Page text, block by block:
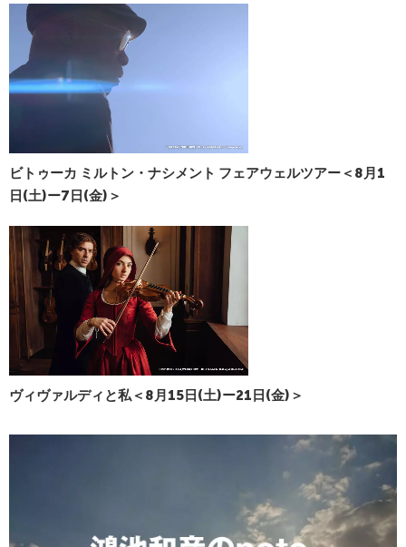
ビトゥーカ ミルトン・ナシメント フェアウェルツアー＜8月1
日(土)ー7日(金)＞
ヴィヴァルディと私＜8月15日(土)ー21日(金)＞